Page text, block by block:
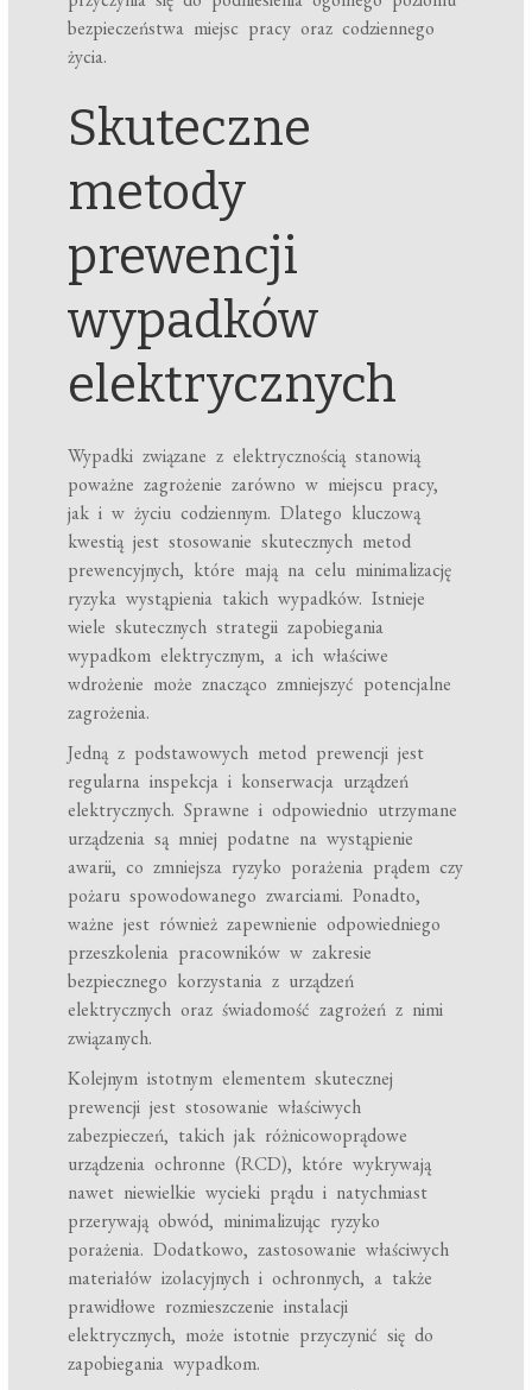
bezpieczeństwa miejsc pracy oraz codziennego
życia.
Skuteczne
metody
prewencji
wypadków
elektrycznych
Wypadki związane z elektrycznością stanowią
poważne zagrożenie zarówno w miejscu pracy,
jak i w życiu codziennym. Dlatego kluczową
kwestią jest stosowanie skutecznych metod
prewencyjnych, które mają na celu minimalizację
ryzyka wystąpienia takich wypadków. Istnieje
wiele skutecznych strategii zapobiegania
wypadkom elektrycznym, a ich właściwe
wdrożenie może znacząco zmniejszyć potencjalne
zagrożenia.
Jedną z podstawowych metod prewencji jest
regularna inspekcja i konserwacja urządzeń
elektrycznych. Sprawne i odpowiednio utrzymane
urządzenia są mniej podatne na wystąpienie
awarii, co zmniejsza ryzyko porażenia prądem czy
pożaru spowodowanego zwarciami. Ponadto,
ważne jest również zapewnienie odpowiedniego
przeszkolenia pracowników w zakresie
bezpiecznego korzystania z urządzeń
elektrycznych oraz świadomość zagrożeń z nimi
związanych.
Kolejnym istotnym elementem skutecznej
prewencji jest stosowanie właściwych
zabezpieczeń, takich jak różnicowoprądowe
urządzenia ochronne (RCD), które wykrywają
nawet niewielkie wycieki prądu i natychmiast
przerywają obwód, minimalizując ryzyko
porażenia. Dodatkowo, zastosowanie właściwych
materiałów izolacyjnych i ochronnych, a także
prawidłowe rozmieszczenie instalacji
elektrycznych, może istotnie przyczynić się do
zapobiegania wypadkom.